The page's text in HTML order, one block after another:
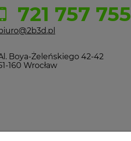
721 757 755
Boya-Żeleńskiego 42-42
160 Wrocław